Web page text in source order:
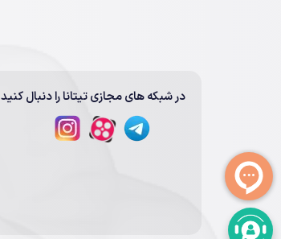
در شبکه های مجازی تیتانا را دنبال کنید